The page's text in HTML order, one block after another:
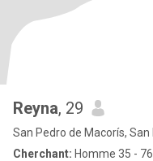
Reyna, 29
San Pedro de Macorís,
Cherchant: Homme 35 - 76